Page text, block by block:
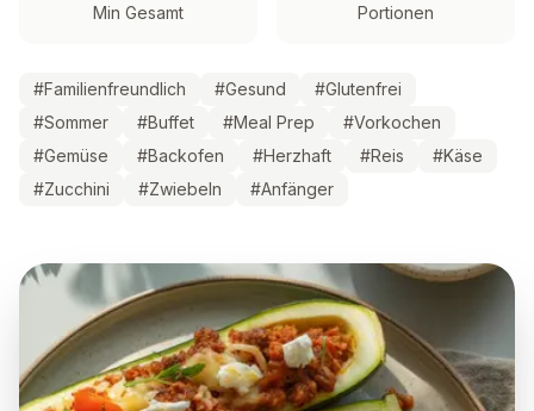
Min Gesamt Portionen
#Familienfreundlich #Gesund #Glutenfrei
#Sommer #Buffet #Meal Prep #Vorkochen
#Gemüse #Backofen #Herzhaft #Reis #Käse
#Zucchini #Zwiebeln #Anfänger